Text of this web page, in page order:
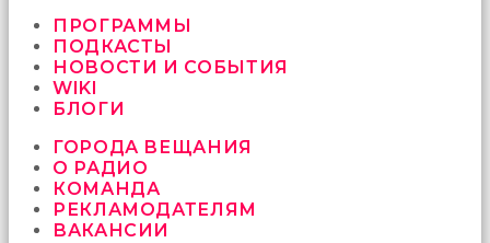
sikici
kocalar
güzel
karıları
öttürüyor
sex
hikayeleri
ПРОГРАММЫ
ПОДКАСТЫ
НОВОСТИ И СОБЫТИЯ
WIKI
БЛОГИ
ГОРОДА ВЕЩАНИЯ
О РАДИО
КОМАНДА
РЕКЛАМОДАТЕЛЯМ
ВАКАНСИИ